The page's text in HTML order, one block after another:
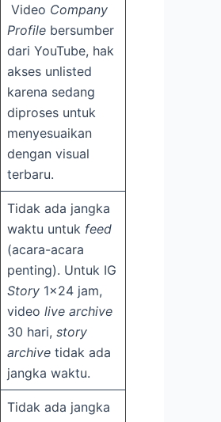
Video Company
Profile bersumber
dari YouTube, hak
akses unlisted
karena sedang
diproses untuk
menyesuaikan
dengan visual
terbaru.
Tidak ada jangka
waktu untuk feed
(acara-acara
penting). Untuk IG
Story 1×24 jam,
video live archive
30 hari, story
archive tidak ada
jangka waktu.
Tidak ada jangka